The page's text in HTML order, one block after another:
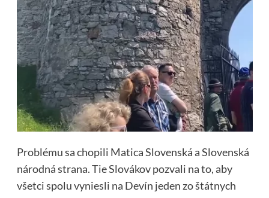
Problému sa chopili Matica Slovenská a Slovenská
národná strana. Tie Slovákov pozvali na to, aby
všetci spolu vyniesli na Devín jeden zo štátnych